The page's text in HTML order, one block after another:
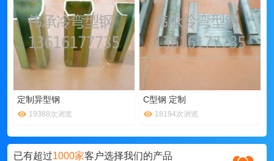
定制异型钢
19388次浏览
C型钢 定制
18194次浏览
已有超过1000家客户选择我们的产品